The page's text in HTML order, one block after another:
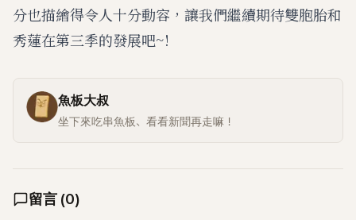
分也描繪得令人十分動容，讓我們繼續期待雙胞胎和
秀蓮在第三季的發展吧~!
魚板大叔
坐下來吃串魚板、看看新聞再走嘛！
留言 (0)